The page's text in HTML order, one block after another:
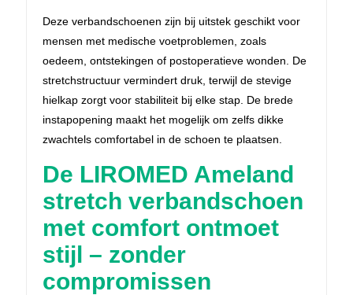
Deze verbandschoenen zijn bij uitstek geschikt voor
mensen met medische voetproblemen, zoals
oedeem, ontstekingen of postoperatieve wonden. De
stretchstructuur vermindert druk, terwijl de stevige
hielkap zorgt voor stabiliteit bij elke stap. De brede
instapopening maakt het mogelijk om zelfs dikke
zwachtels comfortabel in de schoen te plaatsen.
De LIROMED Ameland
stretch verbandschoen
met comfort ontmoet
stijl – zonder
compromissen